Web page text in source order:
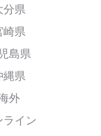
分県
崎県
島県
縄県
外
ライン